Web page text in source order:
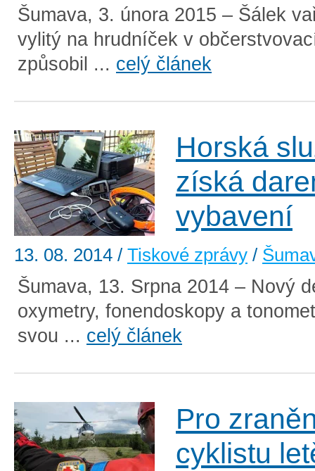
Šumava, 3. února 2015 – Šálek
vylitý na hrudníček v
způsobil ... celý článek
Horská
získá
vybavení
13. 08. 2014 / Tiskové zprávy /
Šumava, 13. Srpna 2014 – Nový
oxymetry, fonendoskopy a
svou ... celý článek
Pro
cyklistu